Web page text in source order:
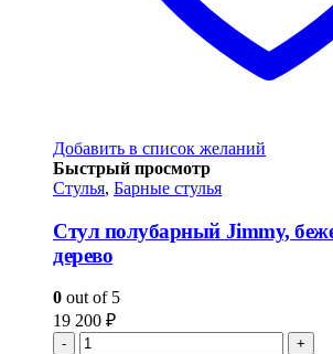
Добавить в список желаний
Быстрый просмотр
Стулья, Барные стулья
Стул полубарный Jimmy,
дерево
0 out of 5
19 200 ₽
- +